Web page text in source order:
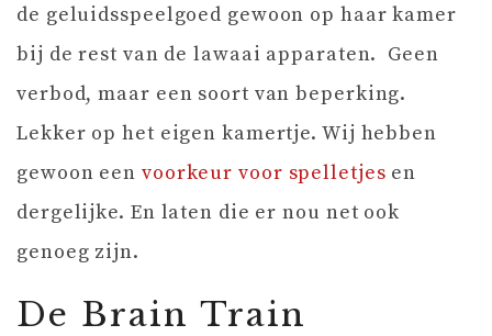
de geluidsspeelgoed gewoon op haar kamer
bij de rest van de lawaai apparaten. Geen
verbod, maar een soort van beperking.
Lekker op het eigen kamertje. Wij hebben
gewoon een voorkeur voor spelletjes en
dergelijke. En laten die er nou net ook
genoeg zijn.
De Brain Train